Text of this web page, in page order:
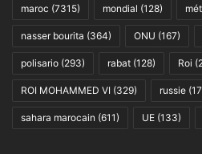
maroc (7315) mondial (128)
nasser bourita (364) ONU (167)
polisario (293) rabat (128) Roi
ROI MOHAMMED VI (329) russie
sahara marocain (611) UE (133)